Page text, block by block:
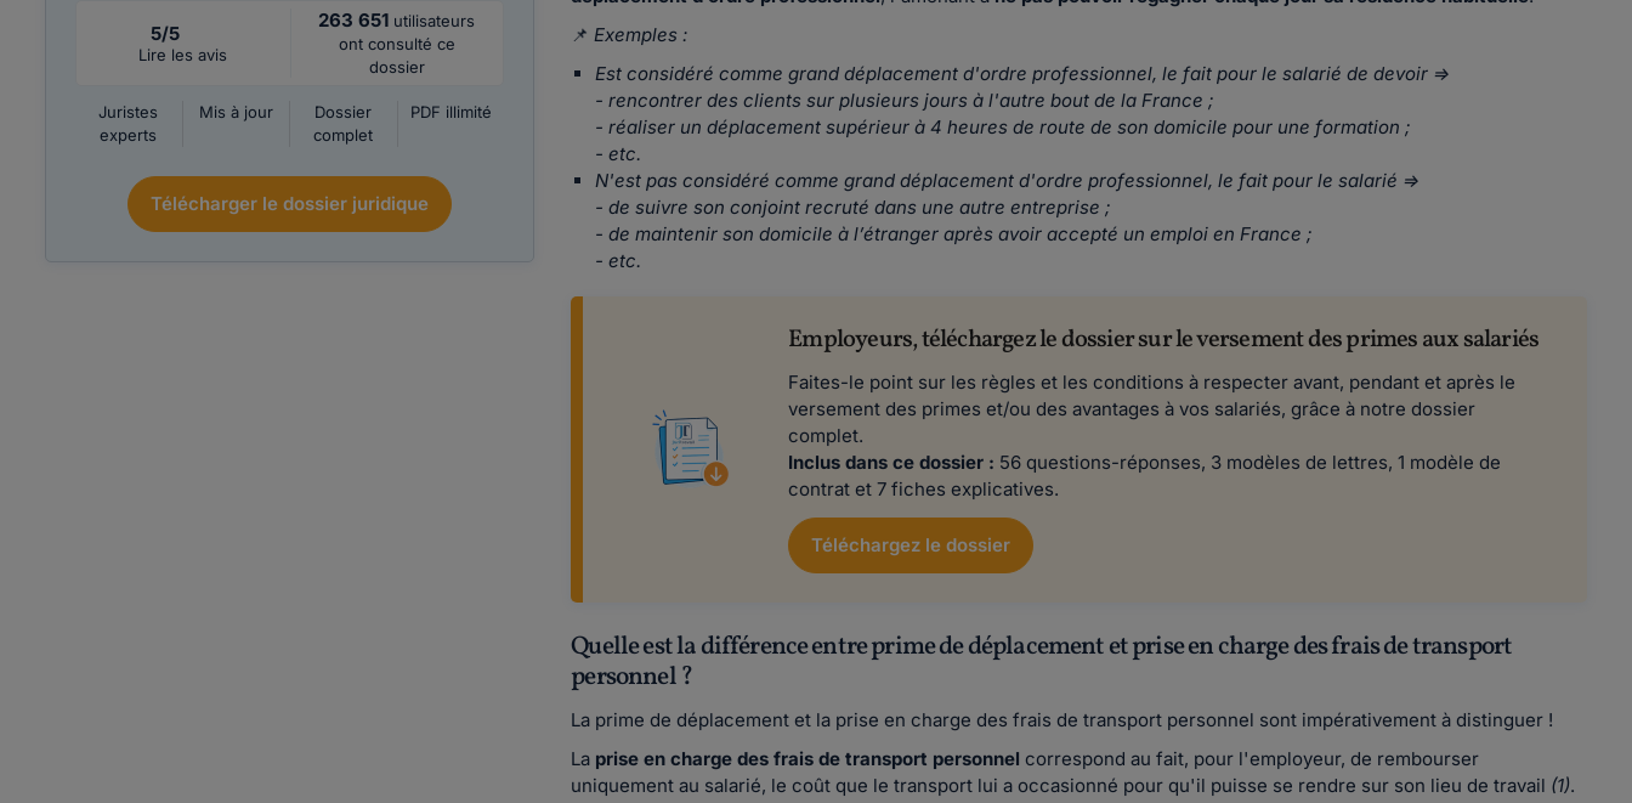
5/5
Lire les avis
263 651 utilisateurs
ont consulté ce
dossier
Juristes
experts
Mis à jour
Dossier
complet
PDF illimité
Télécharger le dossier juridique
📌Exemples :
Est considéré comme grand déplacement d'ordre professionnel, le fait pour le salarié de devoir =>
- rencontrer des clients sur plusieurs jours à l'autre bout de la France ;
- réaliser un déplacement supérieur à 4 heures de route de son domicile pour une formation ;
- etc.
N'est pas considéré comme grand déplacement d'ordre professionnel, le fait pour le salarié =>
- de suivre son conjoint recruté dans une autre entreprise ;
- de maintenir son domicile à l’étranger après avoir accepté un emploi en France ;
- etc.
Employeurs, téléchargez le dossier sur le versement des primes aux salariés
Faites-le point sur les règles et les conditions à respecter avant, pendant et après le
versement des primes et/ou des avantages à vos salariés, grâce à notre dossier
complet.
Inclus dans ce dossier : 56 questions-réponses, 3 modèles de lettres, 1 modèle de
contrat et 7 fiches explicatives.
Téléchargez le dossier
Quelle est la différence entre prime de déplacement et prise en charge des frais de transport
personnel ?
La prime de déplacement et la prise en charge des frais de transport personnel sont impérativement à distinguer !
La prise en charge des frais de transport personnel correspond au fait, pour l'employeur, de rembourser
uniquement au salarié, le coût que le transport lui a occasionné pour qu'il puisse se rendre sur son lieu de travail (1).